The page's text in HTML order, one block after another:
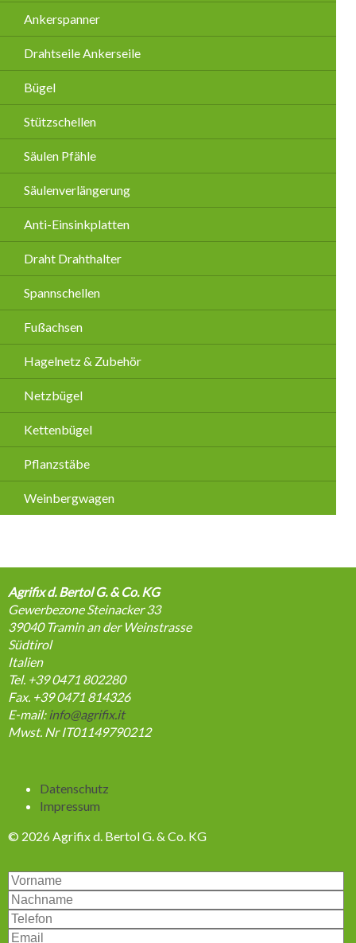
Ankerspanner
Drahtseile Ankerseile
Bügel
Stützschellen
Säulen Pfähle
Säulenverlängerung
Anti-Einsinkplatten
Draht Drahthalter
Spannschellen
Fußachsen
Hagelnetz & Zubehör
Netzbügel
Kettenbügel
Pflanzstäbe
Weinbergwagen
Agrifix d. Bertol G. & Co. KG
Gewerbezone Steinacker 33
39040 Tramin an der Weinstrasse
Südtirol
Italien
Tel. +39 0471 802280
Fax. +39 0471 814326
E-mail:info@agrifix.it
Mwst. Nr IT01149790212
überspringen
Datenschutz
Impressum
© 2026 Agrifix d. Bertol G. & Co. KG